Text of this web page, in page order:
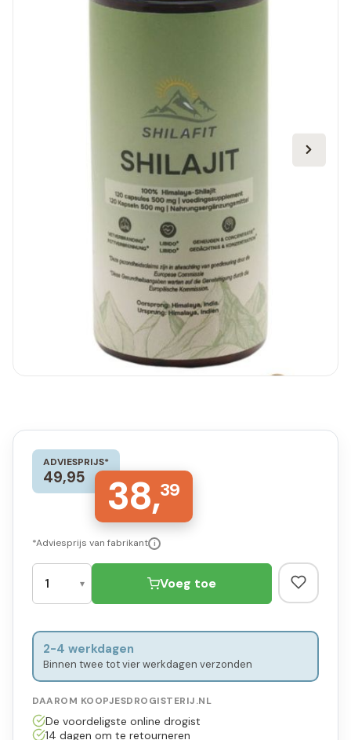
ADVIESPRIJS*
49,95 38,39
*Adviesprijs van fabrikant i
Voeg toe
2-4 werkdagen
Binnen twee tot vier werkdagen verzonden
DAAROM KOOPJESDROGISTERIJ.NL
De voordeligste online drogist
14 dagen om te retourneren